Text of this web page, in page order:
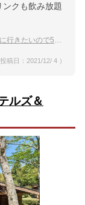
クも飲み放題
はバイキングの宿を探してます。
稿日：2021/12/ 4 ）
ルズ＆